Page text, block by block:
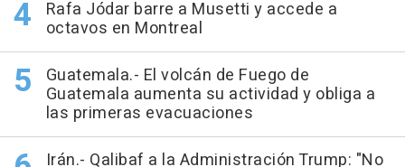
Rafa Jódar barre a Musetti y accede a
octavos en Montreal
Guatemala.- El volcán de Fuego de
Guatemala aumenta su actividad y obliga a
las primeras evacuaciones
Irán.- Qalibaf a la Administración Trump: "No